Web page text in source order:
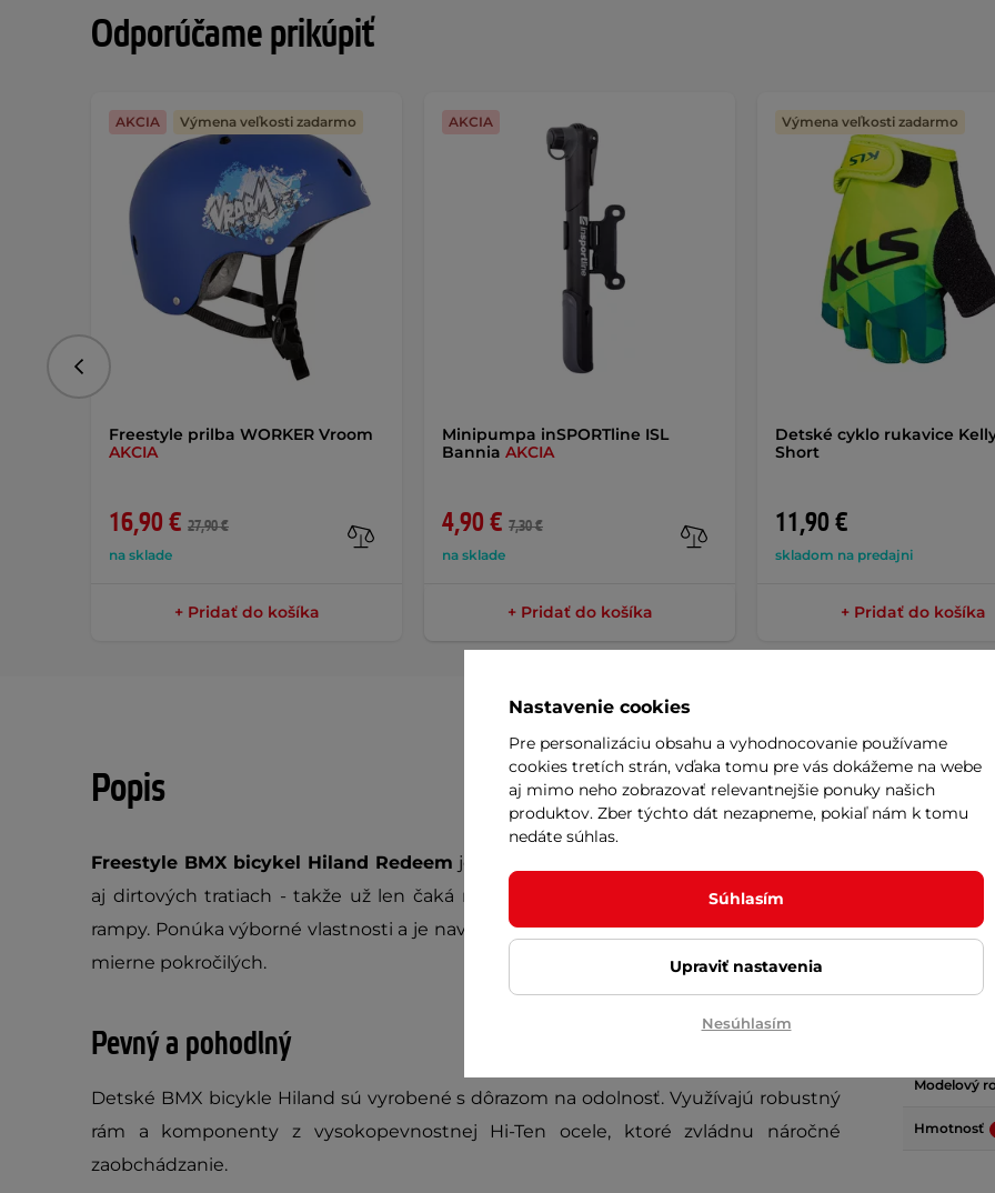
Odporúčame prikúpiť
Freestyle prilba WORKER Vroom
AKCIA
16,90 € 27,90 €
na sklade
AKCIA Výmena veľkosti zadarmo
+ Pridať do košíka
Minipumpa inSPORTline ISL
Bannia AKCIA
4,90 € 7,30 €
na sklade
AKCIA
+ Pridať do košíka
Detské cyklo rukavice
Short
11,90 €
skladom na predajni
Výmena veľkosti zadarmo
+ Pridať do košíka
Predchádzajúce
Popis
Freestyle BMX bicykel Hiland Redeem je vhodný na jazdu v bikeparku, na streete
aj dirtových tratiach - takže už len čaká na jazdca, aby ho vzal do mesta alebo na
rampy. Ponúka výborné vlastnosti a je navrhnutý pre jazdcov od začiatočníkov až po
mierne pokročilých.
Pevný a pohodlný
Detské BMX bicykle Hiland sú vyrobené s dôrazom na odolnosť. Využívajú robustný
rám a komponenty z vysokopevnostnej Hi-Ten ocele, ktoré zvládnu náročné
zaobchádzanie.
Materiál
Počet
Maximálna
Modelový
Hmotnosť
Nastavenie cookies
Pre personalizáciu obsahu a vyhodnocovanie používame
cookies tretích strán, vďaka tomu pre vás dokážeme na webe
aj mimo neho zobrazovať relevantnejšie ponuky našich
produktov. Zber týchto dát nezapneme, pokiaľ nám k tomu
nedáte súhlas.
Súhlasím
Upraviť nastavenia
Nesúhlasím